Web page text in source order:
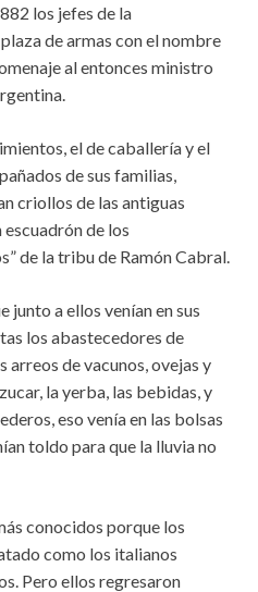
los jefes de la
de armas con el nombre
al entonces ministro
el de caballería y el
de sus familias,
criollos de las antiguas
de los
de la tribu de Ramón Cabral.
junto a ellos venían en sus
los abastecedores de
arreos de vacunos, ovejas y
la yerba, las bebidas, y
eso venía en las bolsas
toldo para que la lluvia no
conocidos porque los
como los italianos
Pero ellos regresaron